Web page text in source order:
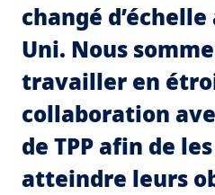
changé
Uni. Nous
travailler en
collaboration
de TPP afin de
atteindre leurs